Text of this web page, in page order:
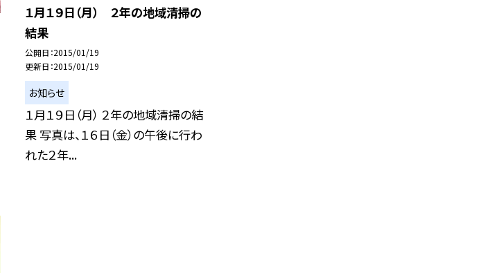
１月１９日（月） ２年の地域清掃の
結果
公開日 2015/01/19
更新日 2015/01/19
お知らせ
１月１９日（月） ２年の地域清掃の結
果 写真は、１６日（金）の午後に行わ
れた２年...